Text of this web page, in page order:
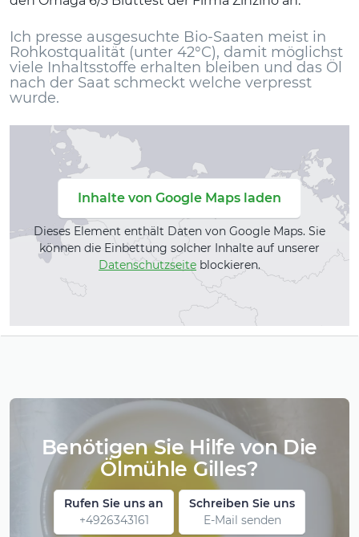
Ich presse ausgesuchte Bio-Saaten meist in
Rohkostqualität (unter 42°C), damit möglichst
viele Inhaltsstoffe erhalten bleiben und das Öl
nach der Saat schmeckt welche verpresst
wurde.
Inhalte von Google Maps laden
Dieses Element enthält Daten von Google Maps. Sie
können die Einbettung solcher Inhalte auf unserer
Datenschutzseite blockieren.
Benötigen Sie Hilfe von Die
Ölmühle Gilles?
Rufen Sie uns an
+4926343161
Schreiben Sie uns
E-Mail senden